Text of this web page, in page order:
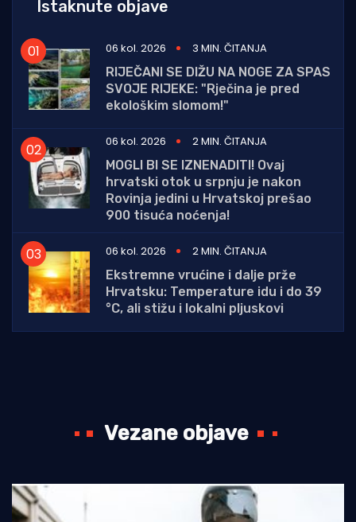
Istaknute objave
06 kol. 2026
3 MIN. ČITANJA
RIJEČANI SE DIŽU NA NOGE ZA SPAS
SVOJE RIJEKE: "Rječina je pred
ekološkim slomom!"
06 kol. 2026
2 MIN. ČITANJA
MOGLI BI SE IZNENADITI! Ovaj
hrvatski otok u srpnju je nakon
Rovinja jedini u Hrvatskoj prešao
900 tisuća noćenja!
06 kol. 2026
2 MIN. ČITANJA
Ekstremne vrućine i dalje prže
Hrvatsku: Temperature idu i do 39
°C, ali stižu i lokalni pljuskovi
Vezane objave